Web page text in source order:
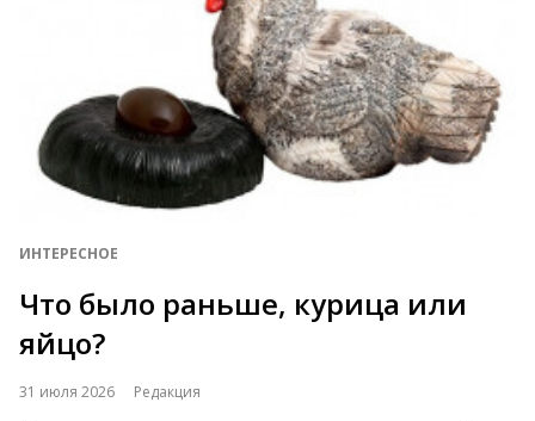
ИНТЕРЕСНОЕ
Что было раньше, курица или
яйцо?
31 июля 2026 Редакция